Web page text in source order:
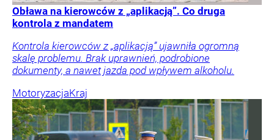
Obława na kierowców z „aplikacją”. Co druga
kontrola z mandatem
Kontrola kierowców z „aplikacją” ujawniła ogromną
skalę problemu. Brak uprawnień, podrobione
dokumenty, a nawet jazda pod wpływem alkoholu.
MotoryzacjaKraj